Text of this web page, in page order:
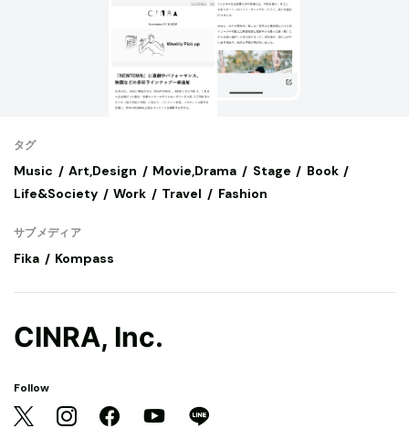
タグ
Music Art,Design Movie,Drama Stage
Book
Life&Society
Work Travel Fashion
サブメディア
Fika Kompass
CINRA, Inc.
Follow